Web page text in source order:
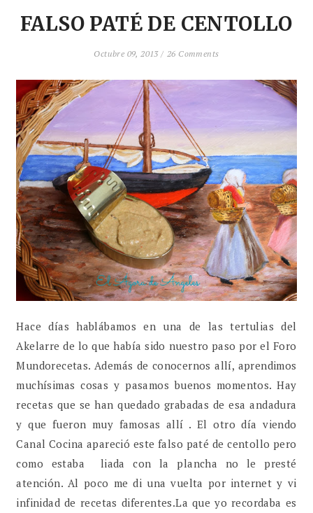
FALSO PATÉ DE CENTOLLO
Octubre 09, 2013 / 26 Comments
Hace días hablábamos en una de las tertulias del
Akelarre de lo que había sido nuestro paso por el Foro
Mundorecetas. Además de conocernos allí, aprendimos
muchísimas cosas y pasamos buenos momentos. Hay
recetas que se han quedado grabadas de esa andadura
y que fueron muy famosas allí . El otro día viendo
Canal Cocina apareció este falso paté de centollo pero
como estaba liada con la plancha no le presté
atención. Al poco me di una vuelta por internet y vi
infinidad de recetas diferentes.La que yo recordaba es